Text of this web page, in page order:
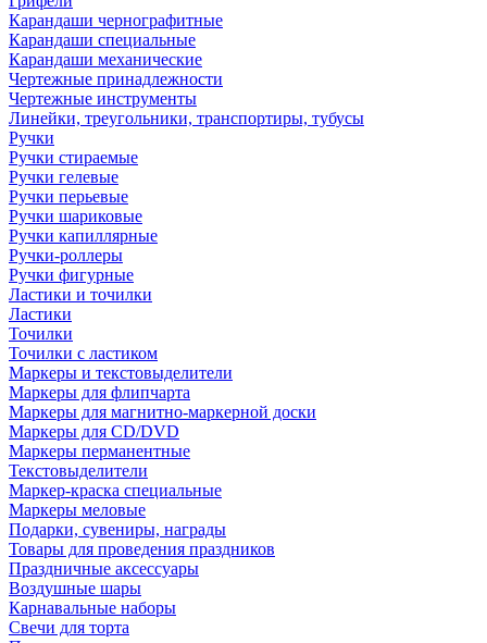
Карандаши чернографитные
Карандаши специальные
Карандаши механические
Чертежные принадлежности
Чертежные инструменты
Линейки, треугольники, транспортиры, тубусы
Ручки
Ручки стираемые
Ручки гелевые
Ручки перьевые
Ручки шариковые
Ручки капиллярные
Ручки-роллеры
Ручки фигурные
Ластики и точилки
Ластики
Точилки
Точилки с ластиком
Маркеры и текстовыделители
Маркеры для флипчарта
Маркеры для магнитно-маркерной доски
Маркеры для CD/DVD
Маркеры перманентные
Текстовыделители
Маркер-краска специальные
Маркеры меловые
Подарки, сувениры, награды
Товары для проведения праздников
Праздничные аксессуары
Воздушные шары
Карнавальные наборы
Свечи для торта